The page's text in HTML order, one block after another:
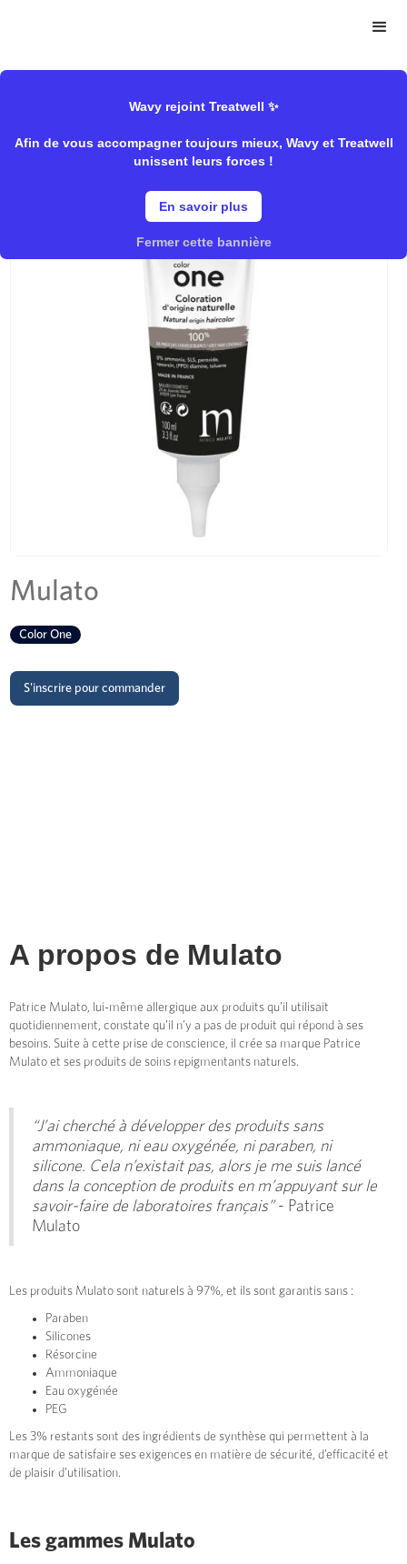
Wavy rejoint Treatwell ✨
Afin de vous accompagner toujours mieux, Wavy et Treatwell
unissent leurs forces !
En savoir plus
Fermer cette bannière
7.0 Blond
Mulato
Color One
S'inscrire pour commander
A propos de Mulato
Patrice Mulato, lui-même allergique aux produits qu’il utilisait
quotidiennement, constate qu’il n’y a pas de produit qui répond à ses
besoins. Suite à cette prise de conscience, il crée sa marque Patrice
Mulato et ses produits de soins repigmentants naturels.
“J’ai cherché à développer des produits sans
ammoniaque, ni eau oxygénée, ni paraben, ni
silicone. Cela n’existait pas, alors je me suis lancé
dans la conception de produits en m’appuyant sur le
savoir-faire de laboratoires français”- Patrice
Mulato
Les produits Mulato sont naturels à 97%, et ils sont garantis sans :
Paraben
Silicones
Résorcine
Ammoniaque
Eau oxygénée
PEG
Les 3% restants sont des ingrédients de synthèse qui permettent à la
marque de satisfaire ses exigences en matière de sécurité, d’efficacité et
de plaisir d’utilisation.
Les gammes Mulato